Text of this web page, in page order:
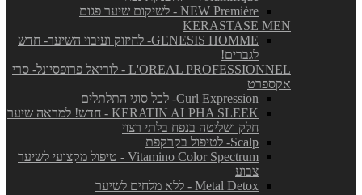
NEW Première - לשיקום שיער פגום
KERASTASE MEN
GENESIS HOMME- לחיזוק ועיבוי השיער- חדש
לגברים!
L'OREAL PROFESSIONNEL - לוריאל פרופסיונל- סרי
אקספרט
Curl Expression- לכל סוגי התלתלים
KERATIN ALPHA SLEEK - חדש! למראה שיער
חלק ושליטה בנפח בלתי רצוי
Scalp- לטיפול בקרקפת
Vitamino Color Spectrum - טיפול מקצועי לשיער
צבוע
Metal Detox - ללא מלחים לשיער